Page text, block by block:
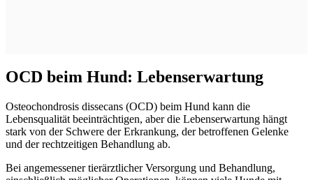
OCD beim Hund: Lebenserwartung
Osteochondrosis dissecans (OCD) beim Hund kann die
Lebensqualität beeinträchtigen, aber die Lebenserwartung hängt
stark von der Schwere der Erkrankung, der betroffenen Gelenke
und der rechtzeitigen Behandlung ab.
Bei angemessener tierärztlicher Versorgung und Behandlung,